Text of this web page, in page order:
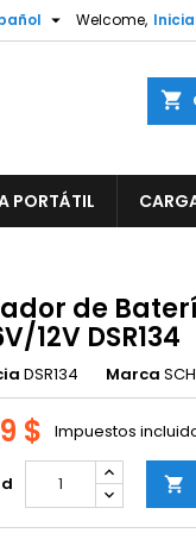
Welcome,

shopping_cart
PORTÁTIL
de
12V DSR134
DSR134 Marca
$ Impuestos
